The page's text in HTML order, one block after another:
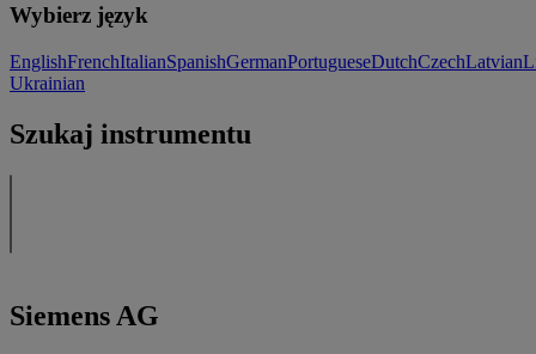
Wybierz język
EnglishFrenchItalianSpanishGermanPortugueseDutchCzechLatvian
Ukrainian
Szukaj instrumentu
Siemens AG